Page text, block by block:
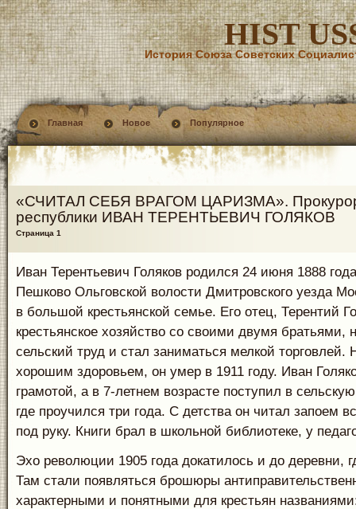
HIST
История Союза Советских
Главная Новое Популярное
«СЧИТАЛ СЕБЯ ВРАГОМ ЦАРИЗМА».
республики ИВАН ТЕРЕНТЬЕВИЧ ГОЛЯКОВ
Страница 1
Иван Терентьевич Голяков родился 24 июня 1888
Пешково Ольговской волости Дмитровского уезда
в большой крестьянской семье. Его отец, Терентий
крестьянское хозяйство со своими двумя братьями,
сельский труд и стал заниматься мелкой
хорошим здоровьем, он умер в 1911 году. Иван
грамотой, а в 7-летнем возрасте поступил в
где проучился три года. С детства он читал запоем
под руку. Книги брал в школьной библиотеке, у
Эхо революции 1905 года докатилось и до деревни,
Там стали появляться брошюры
характерными и понятными для крестьян